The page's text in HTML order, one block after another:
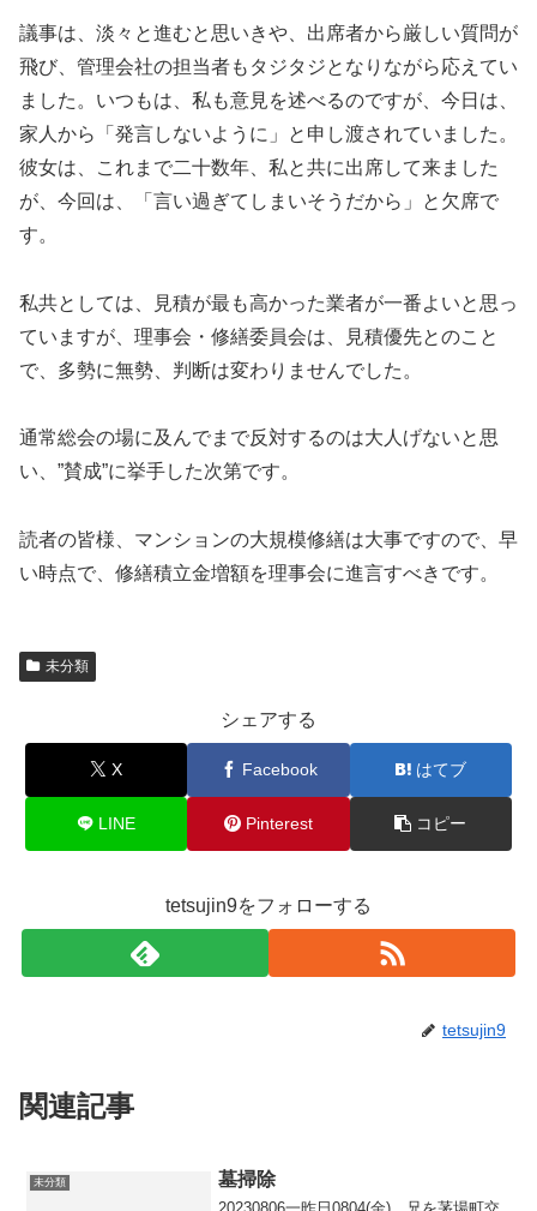
議事は、淡々と進むと思いきや、出席者から厳しい質問が
飛び、管理会社の担当者もタジタジとなりながら応えてい
ました。いつもは、私も意見を述べるのですが、今日は、
家人から「発言しないように」と申し渡されていました。
彼女は、これまで二十数年、私と共に出席して来ました
が、今回は、「言い過ぎてしまいそうだから」と欠席で
す。
私共としては、見積が最も高かった業者が一番よいと思っ
ていますが、理事会・修繕委員会は、見積優先とのこと
で、多勢に無勢、判断は変わりませんでした。
通常総会の場に及んでまで反対するのは大人げないと思
い、”賛成”に挙手した次第です。
読者の皆様、マンションの大規模修繕は大事ですので、早
い時点で、修繕積立金増額を理事会に進言すべきです。
未分類
シェアする
X Facebook はてブ
LINE Pinterest コピー
tetsujin9をフォローする
tetsujin9
関連記事
未分類 墓掃除